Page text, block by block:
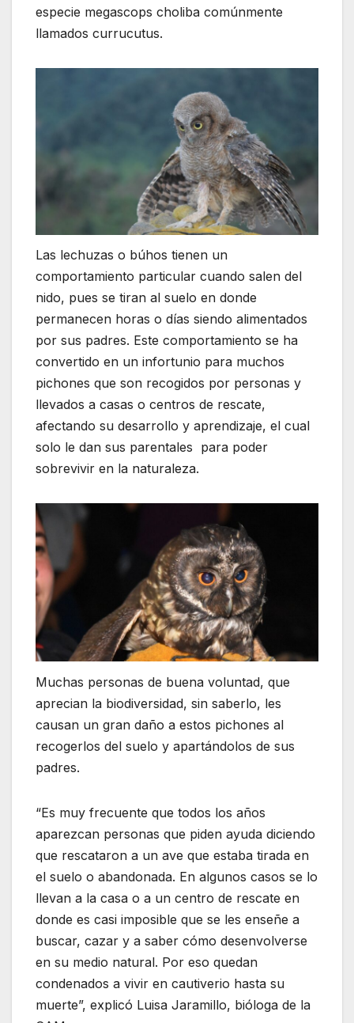
especie megascops choliba comúnmente
llamados currucutus.
Las lechuzas o búhos tienen un
comportamiento particular cuando salen del
nido, pues se tiran al suelo en donde
permanecen horas o días siendo alimentados
por sus padres. Este comportamiento se ha
convertido en un infortunio para muchos
pichones que son recogidos por personas y
llevados a casas o centros de rescate,
afectando su desarrollo y aprendizaje, el cual
solo le dan sus parentales para poder
sobrevivir en la naturaleza.
Muchas personas de buena voluntad, que
aprecian la biodiversidad, sin saberlo, les
causan un gran daño a estos pichones al
recogerlos del suelo y apartándolos de sus
padres.
“Es muy frecuente que todos los años
aparezcan personas que piden ayuda diciendo
que rescataron a un ave que estaba tirada en
el suelo o abandonada. En algunos casos se lo
llevan a la casa o a un centro de rescate en
donde es casi imposible que se les enseñe a
buscar, cazar y a saber cómo desenvolverse
en su medio natural. Por eso quedan
condenados a vivir en cautiverio hasta su
muerte”, explicó Luisa Jaramillo, bióloga de la